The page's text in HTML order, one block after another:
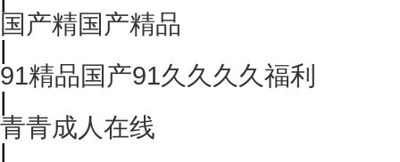
国产精国产精品
|
91精品国产91久久久久福利
|
青青成人在线
|